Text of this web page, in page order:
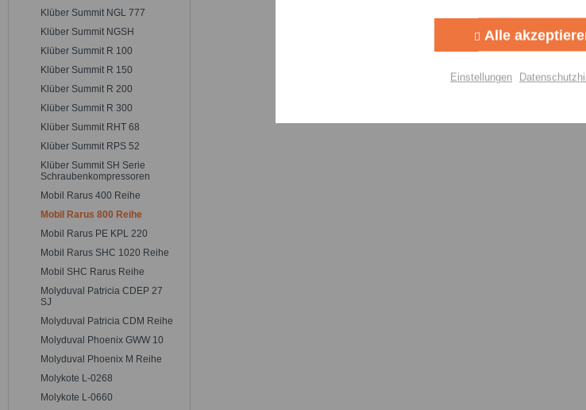
Klüber Summit NGL 777
Klüber Summit NGSH
Klüber Summit R 100
Klüber Summit R 150
Klüber Summit R 200
Klüber Summit R 300
Klüber Summit RHT 68
Klüber Summit RPS 52
Klüber Summit SH Serie
Schraubenkompressoren
Mobil Rarus 400 Reihe
Mobil Rarus 800 Reihe
Mobil Rarus PE KPL 220
Mobil Rarus SHC 1020 Reihe
Mobil SHC Rarus Reihe
Molyduval Patricia CDEP 27
SJ
Molyduval Patricia CDM Reihe
Molyduval Phoenix GWW 10
Molyduval Phoenix M Reihe
Molykote L-0268
Molykote L-0660
Alle
Einstellungen